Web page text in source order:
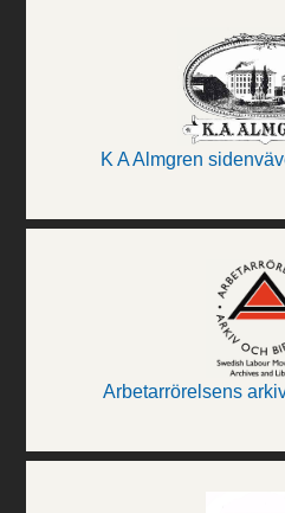
K A Almgren
Arbetarrörelsens